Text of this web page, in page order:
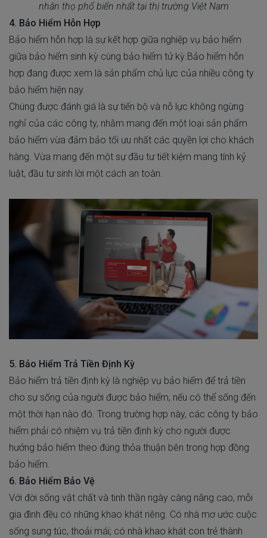
nhân thọ phổ biến nhất tại thị trường Việt Nam
4. Bảo Hiểm Hỗn Hợp
Bảo hiểm hỗn hợp là sự kết hợp giữa nghiệp vụ bảo hiểm
giữa bảo hiểm sinh kỳ cùng bảo hiểm tử kỳ.Bảo hiểm hỗn
hợp đang được xem là sản phẩm chủ lực của nhiều công ty
bảo hiểm hiện nay.
Chúng được đánh giá là sự tiến bộ và nỗ lực không ngừng
nghỉ của các công ty, nhằm mang đến một loại sản phẩm
bảo hiểm vừa đảm bảo tối ưu nhất các quyền lợi cho khách
hàng. Vừa mang đến một sự đầu tư tiết kiệm mang tính kỷ
luật, đầu tư sinh lời một cách an toàn.
5. Bảo Hiểm Trả Tiền Định Kỳ
Bảo hiểm trả tiền định kỳ là nghiệp vụ bảo hiểm để trả tiền
cho sự sống của người được bảo hiểm, nếu có thể sống đến
một thời hạn nào đó. Trong trường hợp này, các công ty bảo
hiểm phải có nhiệm vụ trả tiền định kỳ cho người được
hưởng bảo hiểm theo đúng thỏa thuận bên trong hợp đồng
bảo hiểm.
6. Bảo Hiểm Bảo Vệ
Với đời sống vật chất và tinh thần ngày càng nâng cao, mỗi
gia đình đều có những khao khát riêng. Có nhà mơ ước cuộc
sống sung túc, thoải mái; có nhà khao khát con trẻ thành